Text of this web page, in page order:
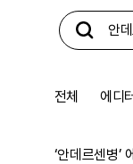
전체 에디
‘안데르센병’